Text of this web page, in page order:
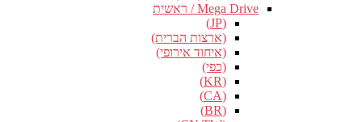
Mega Drive / ראשית
(JP)
(ארצות הברית)
(איחוד אירופי)
(כפי)
(KR)
(CA)
(BR)